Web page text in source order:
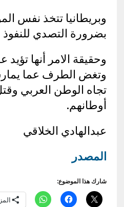
وبريطانيا تتخذ نفس
بضرورة التصدي للنفوذ
وحقيقة الامر أنها تؤيد
وتغض الطرف عما
تجاه الوطن العربي
أوطانهم.
عبدالهادي الخلاقي
المصدر
شارك هذا الموضوع: